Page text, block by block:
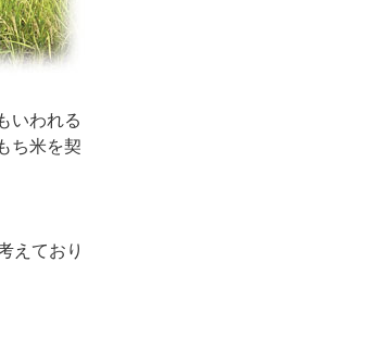
いわれる
ち米を契
えており